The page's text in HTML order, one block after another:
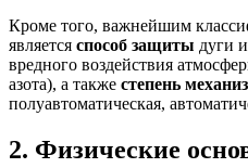
Кроме того, важнейшим
является способ защиты дуги
вредного воздействия
азота), а также степень
полуавтоматическая,
2. Физические